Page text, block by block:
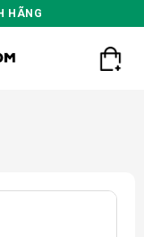
HÃNG